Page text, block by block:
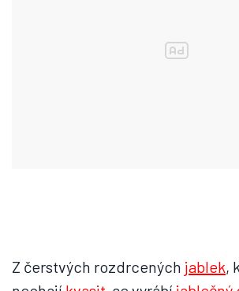
Z čerstvých rozdrcených jablek,